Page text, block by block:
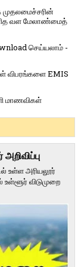
முதலமைச்சரின்
வள மேலாண்மைத்
செய்யலாம் -
விபரங்களை EMIS
மாணவிகள்
உள்ள அரியலூர்
விடுமுறை